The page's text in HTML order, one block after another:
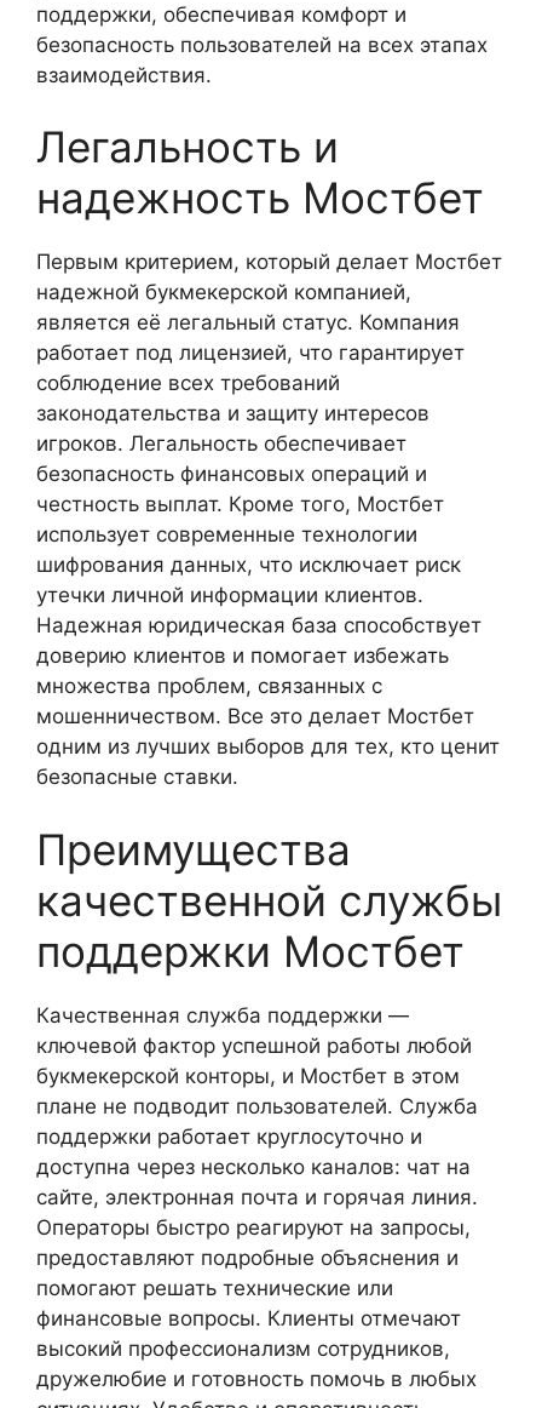
поддержки, обеспечивая комфорт и
безопасность пользователей на всех этапах
взаимодействия.
Легальность и
надежность Мостбет
Первым критерием, который делает Мостбет
надежной букмекерской компанией,
является её легальный статус. Компания
работает под лицензией, что гарантирует
соблюдение всех требований
законодательства и защиту интересов
игроков. Легальность обеспечивает
безопасность финансовых операций и
честность выплат. Кроме того, Мостбет
использует современные технологии
шифрования данных, что исключает риск
утечки личной информации клиентов.
Надежная юридическая база способствует
доверию клиентов и помогает избежать
множества проблем, связанных с
мошенничеством. Все это делает Мостбет
одним из лучших выборов для тех, кто ценит
безопасные ставки.
Преимущества
качественной службы
поддержки Мостбет
Качественная служба поддержки —
ключевой фактор успешной работы любой
букмекерской конторы, и Мостбет в этом
плане не подводит пользователей. Служба
поддержки работает круглосуточно и
доступна через несколько каналов: чат на
сайте, электронная почта и горячая линия.
Операторы быстро реагируют на запросы,
предоставляют подробные объяснения и
помогают решать технические или
финансовые вопросы. Клиенты отмечают
высокий профессионализм сотрудников,
дружелюбие и готовность помочь в любых